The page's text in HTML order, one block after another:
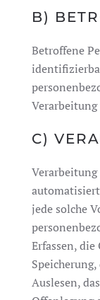
B)
Betroffene
C)
jede solche
Erfassen,
Auslesen,